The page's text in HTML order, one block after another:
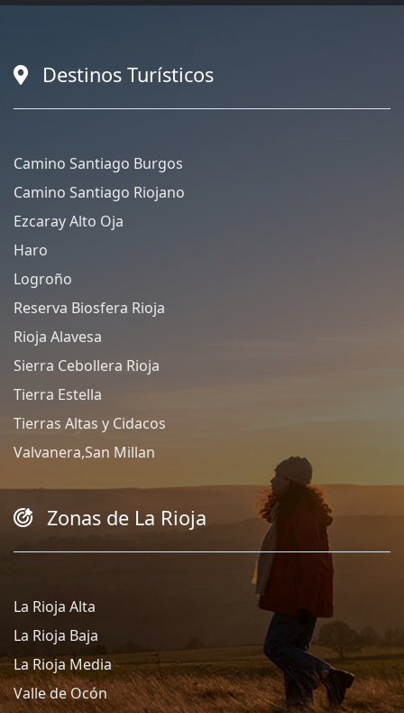
Destinos Turísticos
Camino Santiago Burgos
Camino Santiago Riojano
Ezcaray Alto Oja
Haro
Logroño
Reserva Biosfera Rioja
Rioja Alavesa
Sierra Cebollera Rioja
Tierra Estella
Tierras Altas y Cidacos
Valvanera,San Millan
Zonas de La Rioja
La Rioja Alta
La Rioja Baja
La Rioja Media
Valle de Ocón